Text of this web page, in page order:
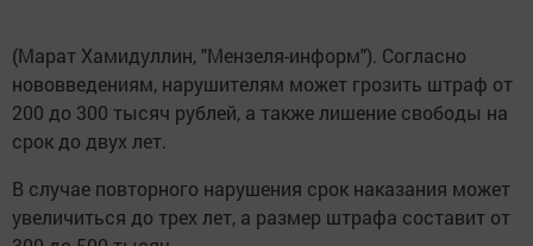
(Марат Хамидуллин, "Мензеля-информ"). Согласно
нововведениям, нарушителям может грозить штраф от
200 до 300 тысяч рублей, а также лишение свободы на
срок до двух лет.
В случае повторного нарушения срок наказания может
увеличиться до трех лет, а размер штрафа составит от